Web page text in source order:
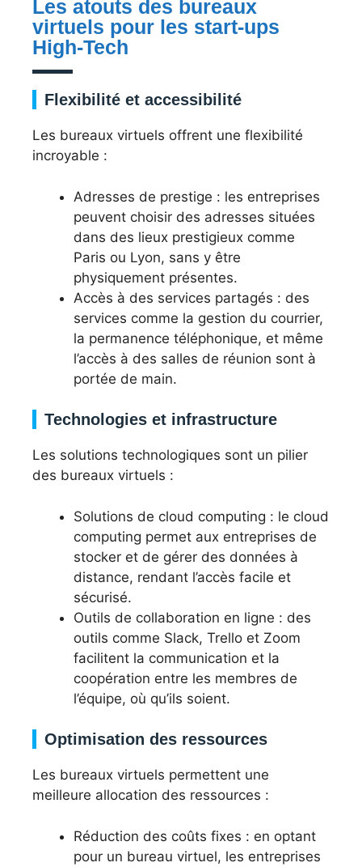
Les atouts des bureaux
virtuels pour les start-ups
High-Tech
Flexibilité et accessibilité
Les bureaux virtuels offrent une flexibilité
incroyable :
Adresses de prestige : les entreprises
peuvent choisir des adresses situées
dans des lieux prestigieux comme
Paris ou Lyon, sans y être
physiquement présentes.
Accès à des services partagés : des
services comme la gestion du courrier,
la permanence téléphonique, et même
l’accès à des salles de réunion sont à
portée de main.
Technologies et infrastructure
Les solutions technologiques sont un pilier
des bureaux virtuels :
Solutions de cloud computing : le cloud
computing permet aux entreprises de
stocker et de gérer des données à
distance, rendant l’accès facile et
sécurisé.
Outils de collaboration en ligne : des
outils comme Slack, Trello et Zoom
facilitent la communication et la
coopération entre les membres de
l’équipe, où qu’ils soient.
Optimisation des ressources
Les bureaux virtuels permettent une
meilleure allocation des ressources :
Réduction des coûts fixes : en optant
pour un bureau virtuel, les entreprises